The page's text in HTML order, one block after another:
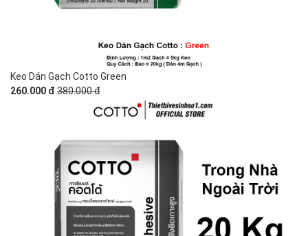
Keo Dán Gạch Cotto Green
260.000 đ 380.000 đ